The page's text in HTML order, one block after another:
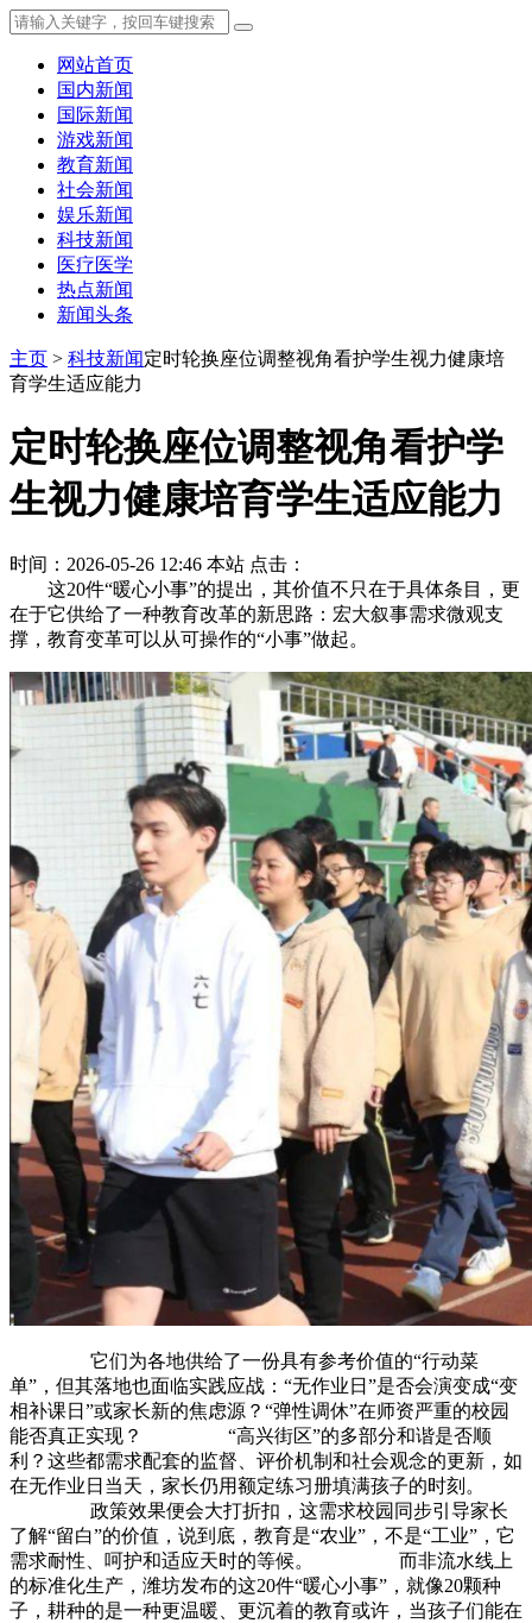
网站首页
国内新闻
国际新闻
游戏新闻
教育新闻
社会新闻
娱乐新闻
科技新闻
医疗医学
热点新闻
新闻头条
主页 > 科技新闻定时轮换座位调整视角看护学生视力健康培
育学生适应能力
定时轮换座位调整视角看护学
生视力健康培育学生适应能力
时间：2026-05-26 12:46 本站 点击：
这20件“暖心小事”的提出，其价值不只在于具体条目，更
在于它供给了一种教育改革的新思路：宏大叙事需求微观支
撑，教育变革可以从可操作的“小事”做起。
它们为各地供给了一份具有参考价值的“行动菜
单”，但其落地也面临实践应战：“无作业日”是否会演变成“变
相补课日”或家长新的焦虑源？“弹性调休”在师资严重的校园
能否真正实现？ “高兴街区”的多部分和谐是否顺
利？这些都需求配套的监督、评价机制和社会观念的更新，如
在无作业日当天，家长仍用额定练习册填满孩子的时刻。
政策效果便会大打折扣，这需求校园同步引导家长
了解“留白”的价值，说到底，教育是“农业”，不是“工业”，它
需求耐性、呵护和适应天时的等候。 而非流水线上
的标准化生产，潍坊发布的这20件“暖心小事”，就像20颗种
子，耕种的是一种更温暖、更沉着的教育或许，当孩子们能在